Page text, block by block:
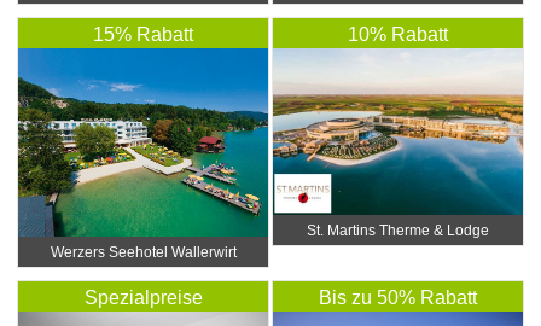
15% Rabatt
Werzers Seehotel Wallerwirt
10% Rabatt
St. Martins Therme & Lodge
Spezialpreise Bis zu 50% Rabatt